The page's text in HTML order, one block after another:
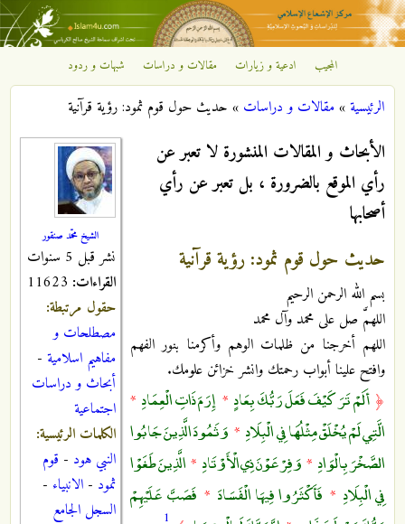
تجاوز إلى المحتوى الرئيسي
مركز
الإشعاع
الإسلامي
المجيب ادعية و زيارات مقالات و دراسات شبهات و ردود
أنت هنا
الرئيسية»مقالات و دراسات » حديث حول قوم ثمود: رؤية قرآنية
الشيخ محمّد صنقور
نشر قبل 5 سنوات
القراءات:
حقول مرتبطة:
مصطلحات و
مفاهيم اسلامية -
أبحاث و دراسات
اجتماعية
الكلمات الرئيسية:
النبي هود - قوم
ثمود - الانبياء -
السجل الجامع
الأبحاث و المقالات المنشورة لا تعبر عن
رأي الموقع بالضرورة ، بل تعبر عن رأي
أصحابها
حديث حول قوم ثمود: رؤية قرآنية
بسم الله الرحمن الرحيم
اللهمَّ صل على محمد وآل محمد
اللهم أخرجنا من ظلمات الوهم وأكرمنا بنور الفهم
وافتح علينا أبواب رحمتك وانشر خزائن علومك.
﴿أَلَمْ تَرَ كَيْفَ فَعَلَ رَبُّكَ بِعَادٍ* إِرَمَ ذَاتِ الْعِمَادِ*
الَّتِي لَمْ يُخْلَقْ مِثْلُهَا فِي الْبِلَادِ* وَثَمُودَ الَّذِينَ جَابُوا
الصَّخْرَ بِالْوَادِ * وَفِرْعَوْنَ ذِي الْأَوْتَادِ * الَّذِينَ طَغَوْا
فِي الْبِلَادِ * فَأَكْثَرُوا فِيهَا الْفَسَادَ * فَصَبَّ عَلَيْهِمْ
1